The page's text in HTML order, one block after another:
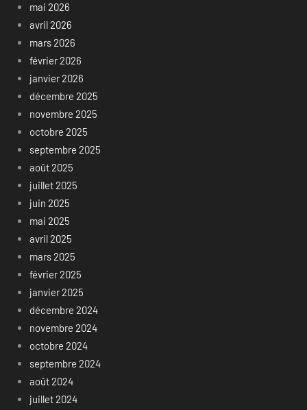
mai 2026
avril 2026
mars 2026
février 2026
janvier 2026
décembre 2025
novembre 2025
octobre 2025
septembre 2025
août 2025
juillet 2025
juin 2025
mai 2025
avril 2025
mars 2025
février 2025
janvier 2025
décembre 2024
novembre 2024
octobre 2024
septembre 2024
août 2024
juillet 2024